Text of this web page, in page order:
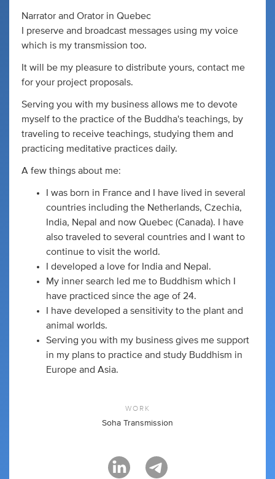
Narrator and Orator in Quebec
I preserve and broadcast messages using my voice
which is my transmission too.
It will be my pleasure to distribute yours, contact me
for your project proposals.
Serving you with my business allows me to devote
myself to the practice of the Buddha's teachings, by
traveling to receive teachings, studying them and
practicing meditative practices daily.
A few things about me:
I was born in France and I have lived in several
countries including the Netherlands, Czechia,
India, Nepal and now Quebec (Canada). I have
also traveled to several countries and I want to
continue to visit the world.
I developed a love for India and Nepal.
My inner search led me to Buddhism which I
have practiced since the age of 24.
I have developed a sensitivity to the plant and
animal worlds.
Serving you with my business gives me support
in my plans to practice and study Buddhism in
Europe and Asia.
WORK
Soha Transmission